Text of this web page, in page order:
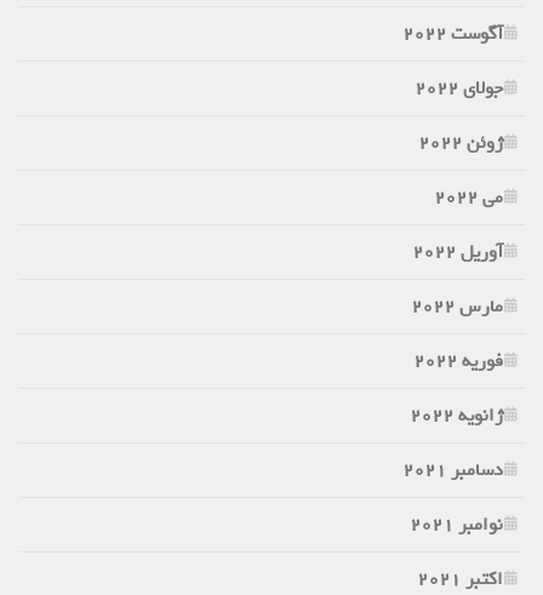
آگوست 2022
جولای 2022
ژوئن 2022
می 2022
آوریل 2022
مارس 2022
فوریه 2022
ژانویه 2022
دسامبر 2021
نوامبر 2021
اکتبر 2021